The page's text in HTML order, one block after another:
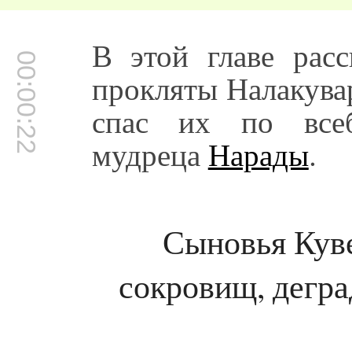
00:00:22 В этой главе
прокляты
спас их по
мудреца Нарады.
Сыновья
сокровищ,